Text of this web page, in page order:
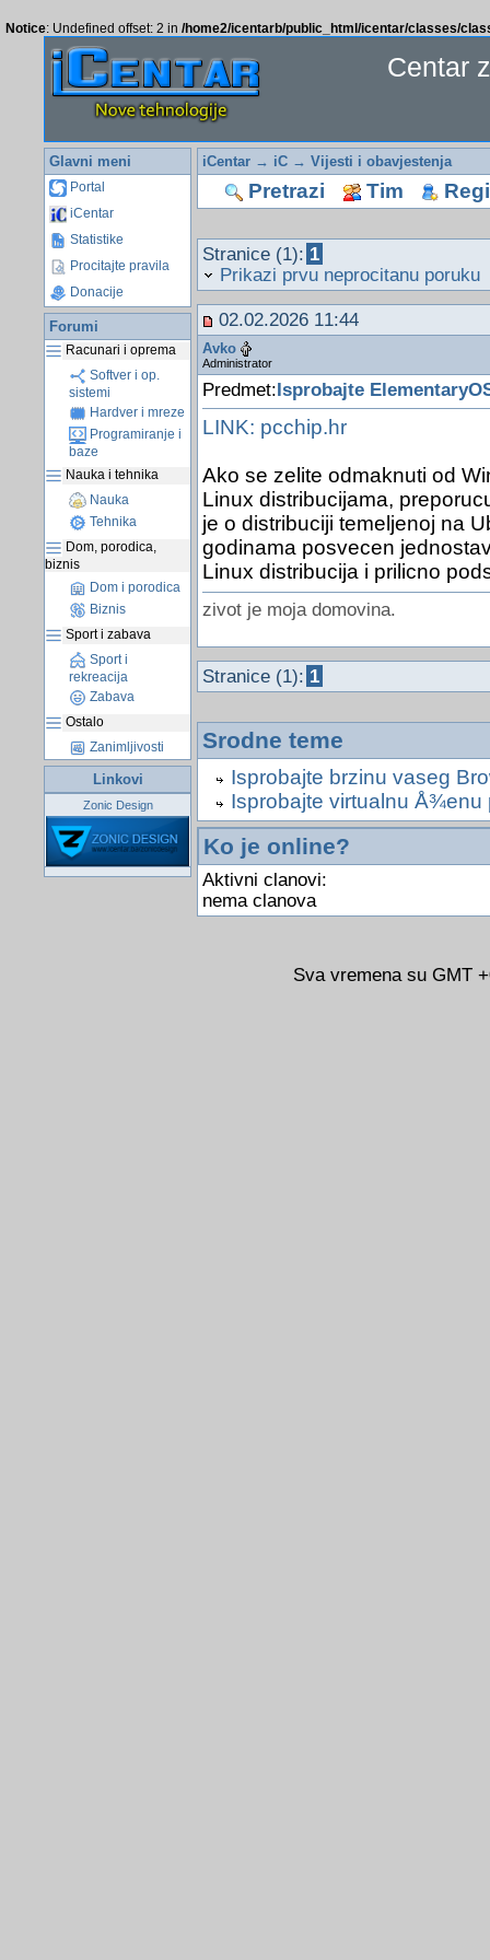
Notice: Undefined offset: 2 in /home2/icentarb/public_html/icentar/classes/
Centar
Glavni meni
Portal
iCentar
Statistike
Procitajte pravila
Donacije
Forumi
Racunari i oprema
Softver i op.
sistemi
Hardver i mreze
Programiranje i
baze
Nauka i tehnika
Nauka
Tehnika
Dom, porodica,
biznis
Dom i porodica
Biznis
Sport i zabava
Sport i
rekreacija
Zabava
Ostalo
Zanimljivosti
Linkovi
Zonic Design
iCentar→ iC→ Vijesti i obavjestenja
Pretrazi Tim
Stranice (1): 1
Prikazi prvu neprocitanu poruku
02.02.2026 11:44
Avko
Administrator
Predmet: Isprobajte
LINK: pcchip.hr
Ako se zelite odmaknuti od
Linux distribucijama,
je o distribuciji temeljenoj na
godinama posvecen
Linux distribucija i prilicno
zivot je moja domovina.
Stranice (1): 1
Srodne teme
Isprobajte brzinu vaseg
Isprobajte virtualnu Å¾enu
Ko je online?
Aktivni clanovi:
nema clanova
Sva vremena su GMT